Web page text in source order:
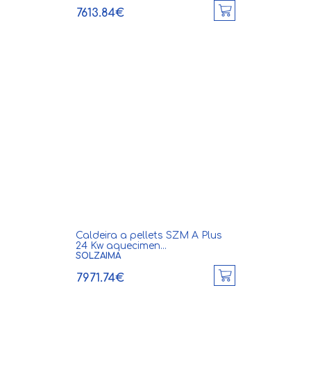
7613.84€
Caldeira a pellets SZM A Plus
24 Kw aquecimen...
SOLZAIMA
7971.74€